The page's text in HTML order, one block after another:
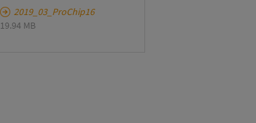
2019_03_ProChip16
19.94 MB